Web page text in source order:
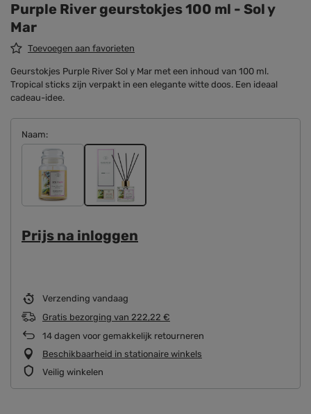
Purple River geurstokjes 100 ml - Sol y
Mar
Toevoegen aan favorieten
Geurstokjes Purple River Sol y Mar met een inhoud van 100 ml.
Tropical sticks zijn verpakt in een elegante witte doos. Een ideaal
cadeau-idee.
Naam
Prijs na inloggen
Verzending vandaag
Gratis bezorging van 222,22 €
14 dagen voor gemakkelijk retourneren
Beschikbaarheid in stationaire winkels
Veilig winkelen